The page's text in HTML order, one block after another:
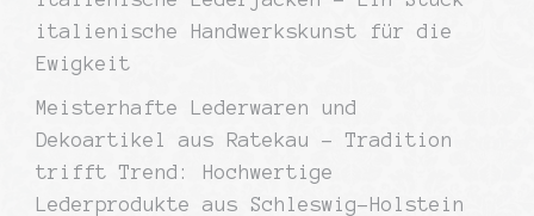
italienische Handwerkskunst für die
Ewigkeit
Meisterhafte Lederwaren und
Dekoartikel aus Ratekau – Tradition
trifft Trend: Hochwertige
Lederprodukte aus Schleswig-Holstein